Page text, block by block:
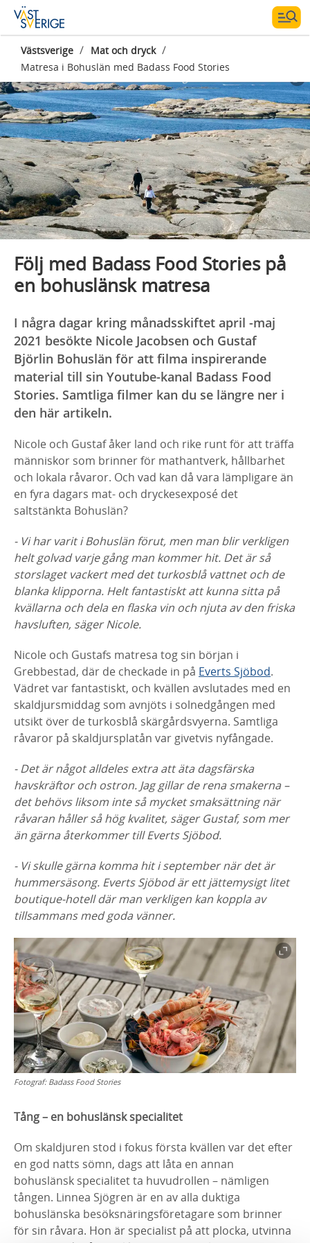
Västsverige / Mat och dryck /
Matresa i Bohuslän med Badass Food Stories
Följ med Badass Food Stories på
en bohuslänsk matresa
I några dagar kring månadsskiftet april -maj
2021 besökte Nicole Jacobsen och Gustaf
Björlin Bohuslän för att filma inspirerande
material till sin Youtube-kanal Badass Food
Stories. Samtliga filmer kan du se längre ner i
den här artikeln.
Nicole och Gustaf åker land och rike runt för att träffa
människor som brinner för mathantverk, hållbarhet
och lokala råvaror. Och vad kan då vara lämpligare än
en fyra dagars mat- och dryckesexposé det
saltstänkta Bohuslän?
- Vi har varit i Bohuslän förut, men man blir verkligen
helt golvad varje gång man kommer hit. Det är så
storslaget vackert med det turkosblå vattnet och de
blanka klipporna. Helt fantastiskt att kunna sitta på
kvällarna och dela en flaska vin och njuta av den friska
havsluften, säger Nicole.
Nicole och Gustafs matresa tog sin början i
Grebbestad, där de checkade in på Everts Sjöbod.
Vädret var fantastiskt, och kvällen avslutades med en
skaldjursmiddag som avnjöts i solnedgången med
utsikt över de turkosblå skärgårdsvyerna. Samtliga
råvaror på skaldjursplatån var givetvis nyfångade.
- Det är något alldeles extra att äta dagsfärska
havskräftor och ostron. Jag gillar de rena smakerna –
det behövs liksom inte så mycket smaksättning när
råvaran håller så hög kvalitet, säger Gustaf, som mer
än gärna återkommer till Everts Sjöbod.
- Vi skulle gärna komma hit i september när det är
hummersäsong. Everts Sjöbod är ett jättemysigt litet
boutique-hotell där man verkligen kan koppla av
tillsammans med goda vänner.
Fotograf: Badass Food Stories
Tång – en bohuslänsk specialitet
Om skaldjuren stod i fokus första kvällen var det efter
en god natts sömn, dags att låta en annan
bohuslänsk specialitet ta huvudrollen – nämligen
tången. Linnea Sjögren är en av alla duktiga
bohuslänska besöksnäringsföretagare som brinner
för sin råvara. Hon är specialist på att plocka, utvinna